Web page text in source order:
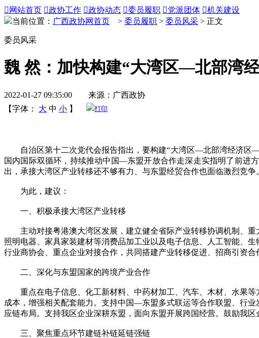
 网站首页 政协工作 政协动态 委员履职 党派团体 机关建设
当前位置： 广西政协网首页 > 委员履职 > 委员风采 > 正文
委员风采
魏 然：加快构建“大湾区—北部湾
2022-01-27 09:35:00 来源：广西政协
【字体：
大 中 小 】 打印
自治区第十二次党代会报告指出，要构建“大湾区—北部湾经济区—
国内国际双循环，持续推动中国—东盟开放合作走深走实指明了前进
出，承接大湾区产业转移还不够有力、与东盟经贸合作也面临激烈竞争
为此，建议：
一、积极承接大湾区产业转移
主动对接粤港澳大湾区发展，建立健全省际产业转移协调机制、重
照明电器、家具家装建材等消费品加工业以及电子信息、人工智能、
行业商协会、重点企业对接合作，共同搭建产业转移促进、招商引资
二、深化与东盟国家的跨境产业合作
重点在电子信息、化工新材料、中药材加工、汽车、木材、水果等
成本，增强相关配套能力。支持中国—东盟多式联运等合作联盟、行
应链布局。支持我区企业深耕东盟，面向东盟开展跨国经营。鼓励我
三、聚焦重点环节建链补链延链强链